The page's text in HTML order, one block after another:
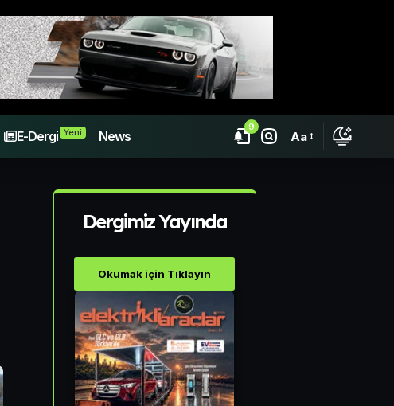
E-Dergi Yeni News
9
Aa
Dergimiz Yayında
Okumak için Tıklayın